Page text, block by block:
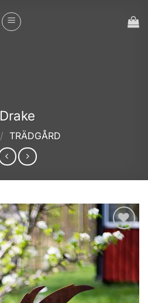
Drake
/ TRÄDGÅRD
Add to
wishlist